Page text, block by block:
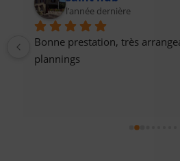
l’année dernière
Bonne prestation, très
plannings